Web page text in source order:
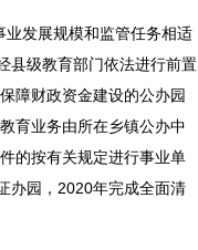
发展规模和监管任务相适
县级教育部门依法进行前置
障财政资金建设的公办园
育业务由所在乡镇公办中
的按有关规定进行事业单
办园，2020年完成全面清